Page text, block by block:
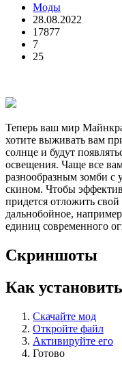
Моды
28.08.2022
17877
7
25
Теперь ваш мир
хотите выживать вам
солнце и будут
освещения. Чаще все
разнообразным зомби с
скином. Чтобы
придется отложить
дальнобойное,
единиц современного
Скриншоты
Как
Скачайте мод
Откройте файл
Активируйте его
Готово